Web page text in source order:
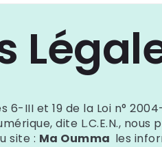
III et 19 de la Loi n°
dite L.C.E.N., nous
site : Ma Oumma les